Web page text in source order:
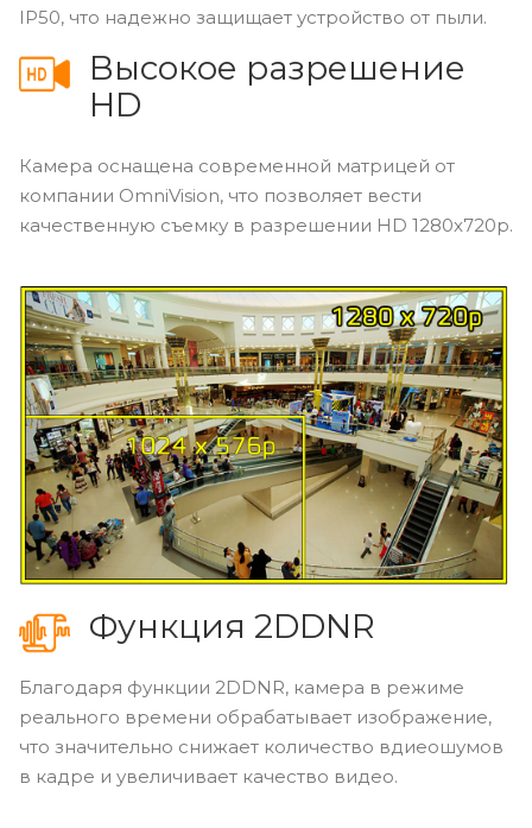
IP50, что надежно защищает устройство от пыли.
Высокое разрешение
HD
Камера оснащена современной матрицей от
компании OmniVision, что позволяет вести
качественную съемку в разрешении HD 1280x720p.
Функция 2DDNR
Благодаря функции 2DDNR, камера в режиме
реального времени обрабатывает изображение,
что значительно снижает количество вдиеошумов
в кадре и увеличивает качество видео.